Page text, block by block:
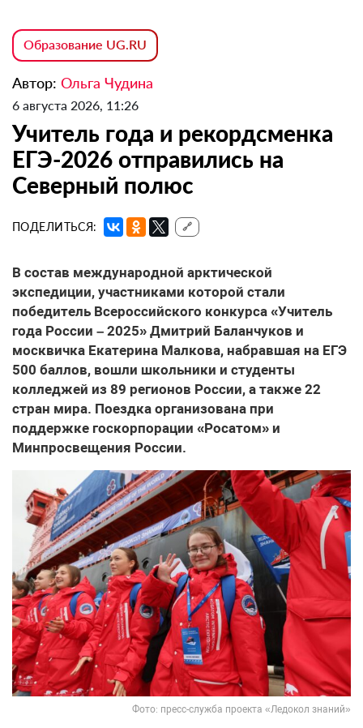
Образование UG.RU
Автор: Ольга Чудина
6 августа 2026, 11:26
Учитель года и рекордсменка
ЕГЭ-2026 отправились на
Северный полюс
ПОДЕЛИТЬСЯ: 🔗
В состав международной арктической
экспедиции, участниками которой стали
победитель Всероссийского конкурса «Учитель
года России – 2025» Дмитрий Баланчуков и
москвичка Екатерина Малкова, набравшая на ЕГЭ
500 баллов, вошли школьники и студенты
колледжей из 89 регионов России, а также 22
стран мира. Поездка организована при
поддержке госкорпорации «Росатом» и
Минпросвещения России.
Фото: пресс-служба проекта «Ледокол знаний»